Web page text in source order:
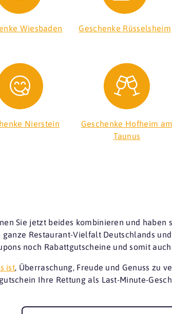
Wiesbaden Geschenke Rüsselsheim
Nierstein
Geschenke Hofheim am
Taunus
Sie jetzt beides kombinieren und haben
Restaurant-Vielfalt Deutschlands
noch Rabattgutscheine und somit
ist , Überraschung, Freude und Genuss zu
Ihre Rettung als Last-Minute-